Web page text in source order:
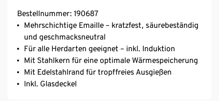
Bestellnummer: 190687
Mehrschichtige Emaille – kratzfest, säurebeständig
und geschmacksneutral
Für alle Herdarten geeignet – inkl. Induktion
Mit Stahlkern für eine optimale Wärmespeicherung
Mit Edelstahlrand für tropffreies Ausgießen
Inkl. Glasdeckel